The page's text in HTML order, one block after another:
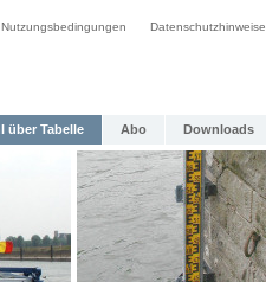
Nutzungsbedingungen Datenschutzhinweise
über Tabelle Abo Downloads